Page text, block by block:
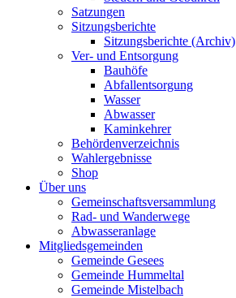
Satzungen
Sitzungsberichte
Sitzungsberichte (Archiv)
Ver- und Entsorgung
Bauhöfe
Abfallentsorgung
Wasser
Abwasser
Kaminkehrer
Behördenverzeichnis
Wahlergebnisse
Shop
Über uns
Gemeinschaftsversammlung
Rad- und Wanderwege
Abwasseranlage
Mitgliedsgemeinden
Gemeinde Gesees
Gemeinde Hummeltal
Gemeinde Mistelbach